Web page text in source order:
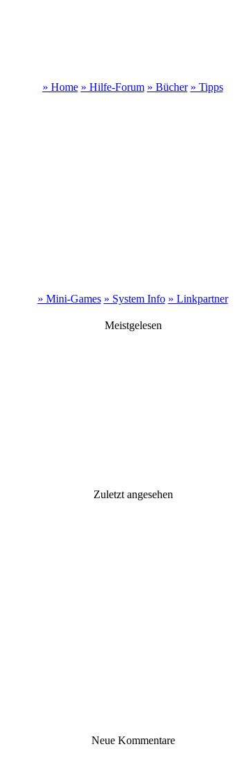
» Home » Hilfe-Forum » Bücher » Tipps
» Mini-Games » System Info » Linkpartner
Meistgelesen
Zuletzt angesehen
Neue Kommentare